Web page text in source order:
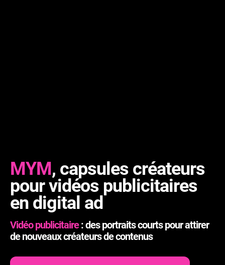
MYM, capsules créateurs
pour vidéos publicitaires
en digital ad
Vidéo publicitaire: des portraits courts pour attirer
de nouveaux créateurs de contenus